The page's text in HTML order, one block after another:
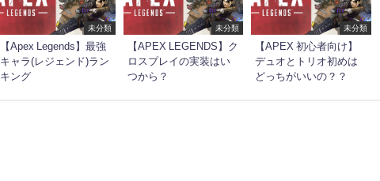
未分類
【Apex Legends】最強
キャラ(レジェンド)ラン
キング
未分類
【APEX LEGENDS】ク
ロスプレイの実装はい
つから？
未分類
【APEX 初心者向け】
デュオとトリオ初めは
どっちがいいの？？